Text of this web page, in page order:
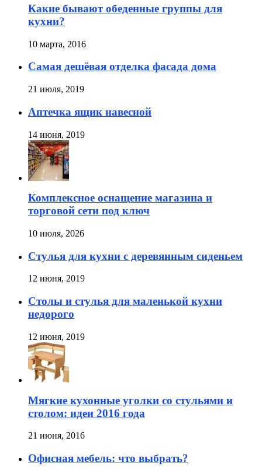
Какие бывают обеденные группы для
кухни?
10 марта, 2016
Самая дешёвая отделка фасада дома
21 июля, 2019
Аптечка ящик навесной
14 июня, 2019
Комплексное оснащение магазина и
торговой сети под ключ
10 июля, 2026
Стулья для кухни с деревянным сиденьем
12 июня, 2019
Столы и стулья для маленькой кухни
недорого
12 июня, 2019
Мягкие кухонные уголки со стульями и
столом: идеи 2016 года
21 июня, 2016
Офисная мебель: что выбрать?